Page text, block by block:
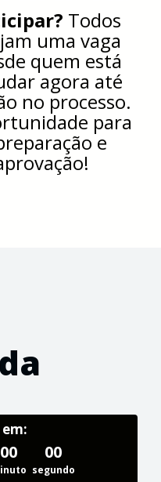
Todos
uma vaga
quem está
agora até
no processo.
para
e
00 00
segundo